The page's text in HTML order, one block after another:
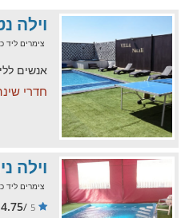
וילה
צימרים ליד
אנשים
חדרי שינה 4, חדרי רחצה 2,
וילה
צימרים ליד
5
/
4.75